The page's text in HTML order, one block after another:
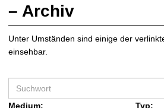
r
u
f
e
– Archiv
Unter Umständen sind einige der
einsehbar.
u
Medium: Typ: